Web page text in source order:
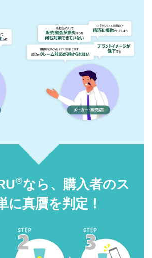
®なら、購入者のス
に真贋を判定！